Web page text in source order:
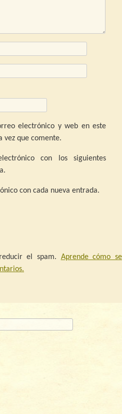
electrónico y web en este
vez que comente.
con los siguientes
con cada nueva entrada.
el spam. Aprende cómo se